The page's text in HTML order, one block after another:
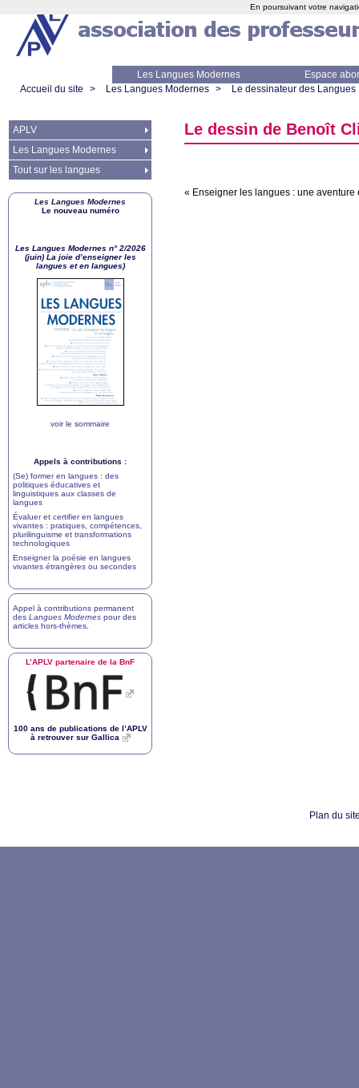
Les Langues Modernes
Espace
Accueil du site
> Les Langues Modernes > Le dessinateur des Langues
Le dessin de Benoît
« Enseigner les langues : une aventure
APLV
Les Langues Modernes
Tout sur les langues
Les Langues Modernes
Le nouveau numéro
Les Langues Modernes n° 2/2026
(juin) La joie d’enseigner les
langues et en langues)
voir le sommaire
Appels à contributions :
(Se) former en langues : des
politiques éducatives et
linguistiques aux classes de
langues
Évaluer et certifier en langues
vivantes : pratiques, compétences,
plurilinguisme et transformations
technologiques
Enseigner la poésie en langues
vivantes étrangères ou secondes
Appel à contributions permanent
des Langues Modernes pour des
articles hors-thèmes
L’APLV partenaire de la BnF
100 ans de publications de l’APLV
à retrouver sur Gallica
Plan du
En poursuivant votre